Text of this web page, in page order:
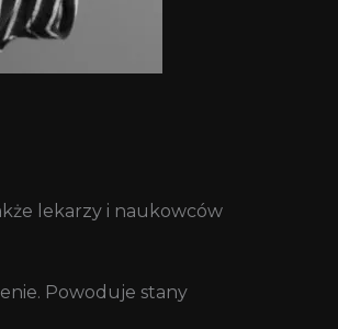
lekarzy i naukowców
Powoduje stany